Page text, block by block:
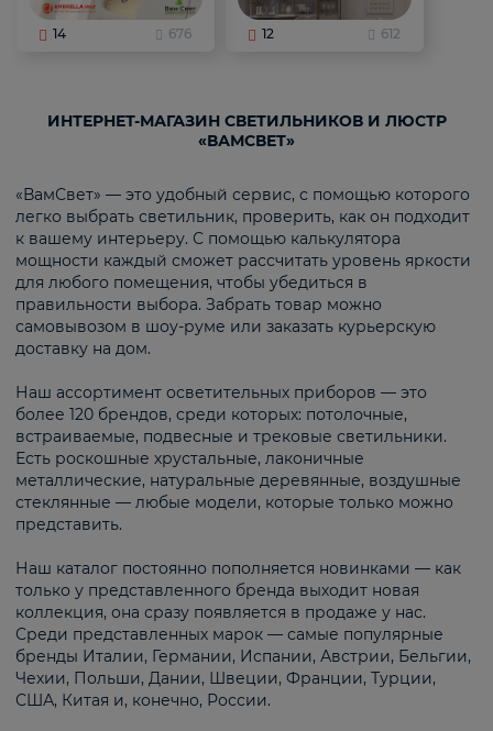
14 676 12 612
ИНТЕРНЕТ-МАГАЗИН СВЕТИЛЬНИКОВ И ЛЮСТР
«ВАМСВЕТ»
«ВамСвет» — это удобный сервис, с помощью которого
легко выбрать светильник, проверить, как он подходит
к вашему интерьеру. С помощью калькулятора
мощности каждый сможет рассчитать уровень яркости
для любого помещения, чтобы убедиться в
правильности выбора. Забрать товар можно
самовывозом в шоу-руме или заказать курьерскую
доставку на дом.
Наш ассортимент осветительных приборов — это
более 120 брендов, среди которых: потолочные,
встраиваемые, подвесные и трековые светильники.
Есть роскошные хрустальные, лаконичные
металлические, натуральные деревянные, воздушные
стеклянные — любые модели, которые только можно
представить.
Наш каталог постоянно пополняется новинками — как
только у представленного бренда выходит новая
коллекция, она сразу появляется в продаже у нас.
Среди представленных марок — самые популярные
бренды Италии, Германии, Испании, Австрии, Бельгии,
Чехии, Польши, Дании, Швеции, Франции, Турции,
США, Китая и, конечно, России.